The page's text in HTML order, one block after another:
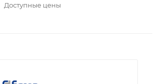
Доступные цены